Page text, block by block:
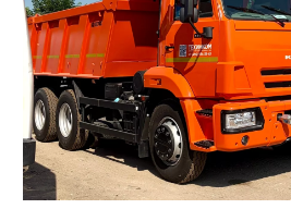
Цена по запросу
Производитель
Экологический класс
Грузоподъемность, кг
Вместимость кузова, м3
Направление разгрузки